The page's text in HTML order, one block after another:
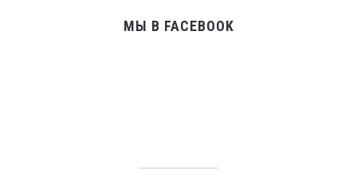
МЫ В FACEBOOK